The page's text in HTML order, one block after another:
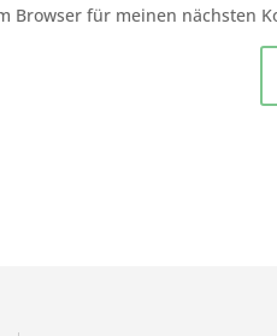
Browser für meinen nächsten